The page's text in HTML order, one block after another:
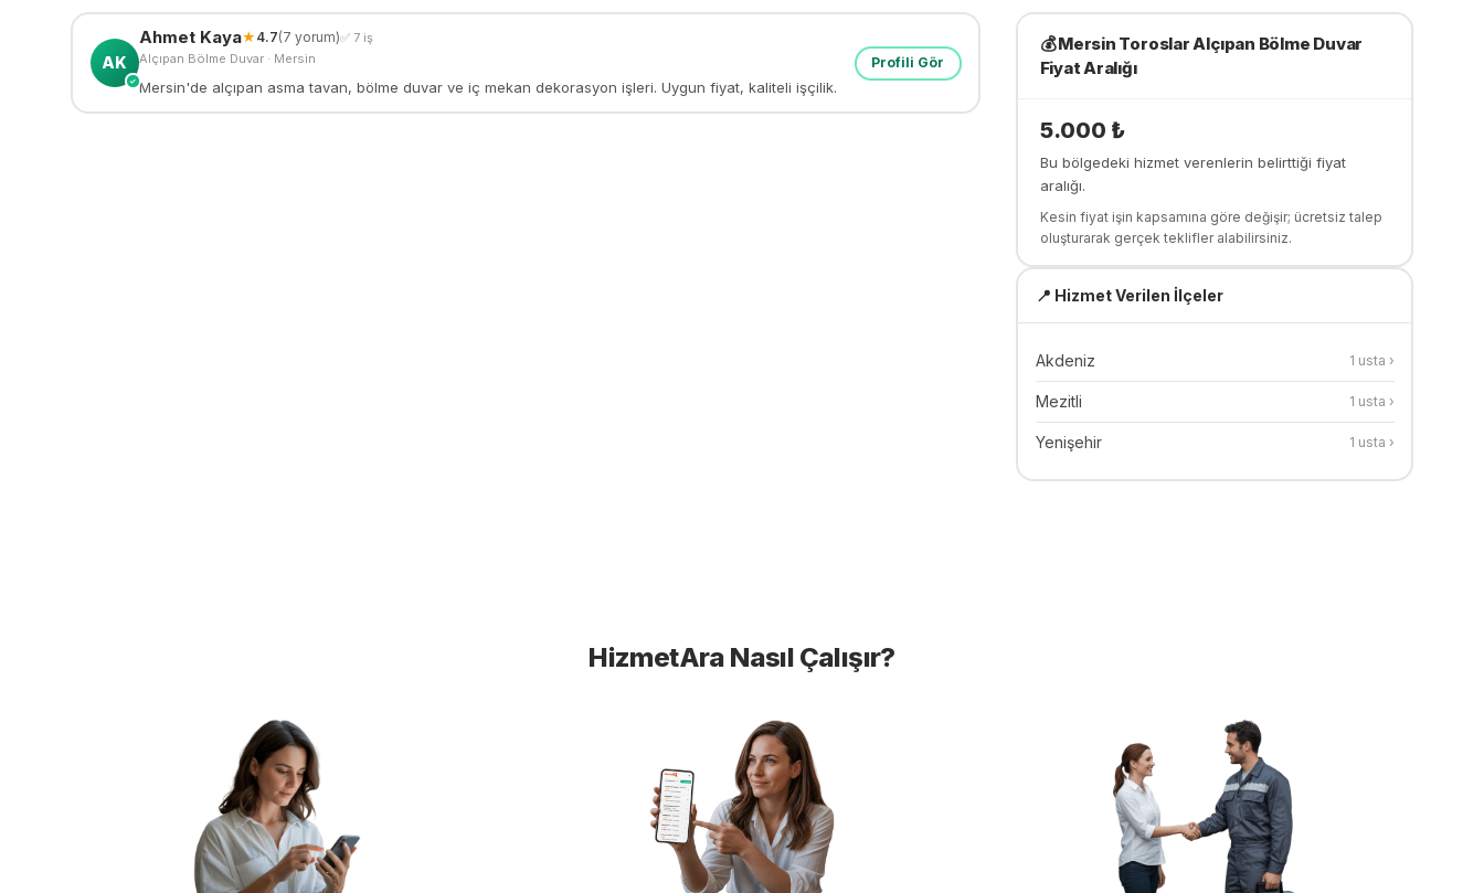
AK
✓
Ahmet Kaya★ 4.7(7 yorum)✅ 7iş
Alçıpan Bölme Duvar· Mersin
Mersin'de alçıpan asma tavan, bölme duvar ve iç mekan dekorasyon işleri. Uygun fiyat, kaliteli işçilik.
Profili Gör
💰Mersin Toroslar Alçıpan Bölme Duvar
Fiyat Aralığı
5.000 ₺
Bu bölgedeki hizmet verenlerin belirttiği fiyat
aralığı.
Kesin fiyat işin kapsamına göre değişir; ücretsiz talep
oluşturarak gerçek teklifler alabilirsiniz.
📍 Hizmet Verilen İlçeler
Akdeniz 1 usta ›
Mezitli 1 usta ›
Yenişehir 1 usta ›
HizmetAra Nasıl Çalışır?